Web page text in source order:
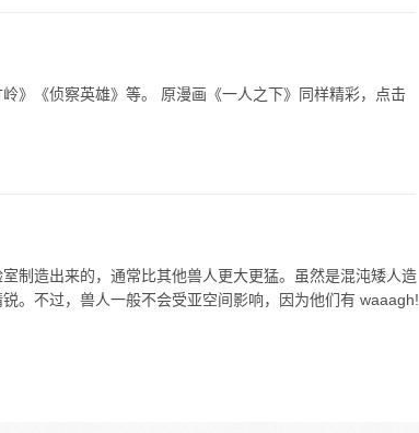
》《侦察英雄》等。 原漫画《一人之下》同样精彩，点击
制造出来的，通常比其他兽人更大更猛。虽然是混沌矮人造
。不过，兽人一般不会受亚空间影响，因为他们有 waaagh!